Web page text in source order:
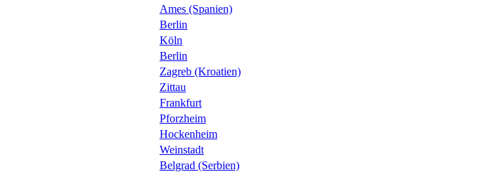
Ames (Spanien)
Berlin
Köln
Berlin
Zagreb (Kroatien)
Zittau
Frankfurt
Pforzheim
Hockenheim
Weinstadt
Belgrad (Serbien)